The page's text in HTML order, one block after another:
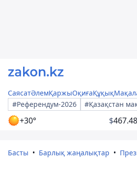
СаясатӘлемҚаржыОқиғаҚұқық
#Референдум-2026
#Қазақстан
+30° $467.48
Басты Барлық жаңалықтар